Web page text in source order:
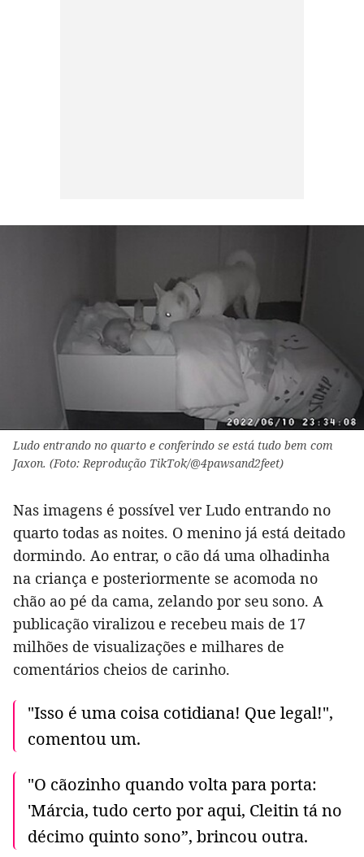
Ludo entrando no quarto e conferindo se está tudo bem com
Jaxon. (Foto: Reprodução TikTok/@4pawsand2feet)
Nas imagens é possível ver Ludo entrando no
quarto todas as noites. O menino já está deitado
dormindo. Ao entrar, o cão dá uma olhadinha
na criança e posteriormente se acomoda no
chão ao pé da cama, zelando por seu sono. A
publicação viralizou e recebeu mais de 17
milhões de visualizações e milhares de
comentários cheios de carinho.
"Isso é uma coisa cotidiana! Que legal!",
comentou um.
"O cãozinho quando volta para porta:
'Márcia, tudo certo por aqui, Cleitin tá no
décimo quinto sono”, brincou outra.